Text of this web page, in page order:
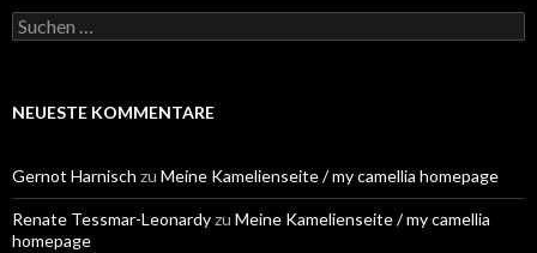
S
u
e
a
c
h
:
NEUESTE KOMMENTARE
Gernot Harnisch zu Meine Kamelienseite / my camellia homepage
Renate Tessmar-Leonardyzu Meine Kamelienseite / my camellia
homepage